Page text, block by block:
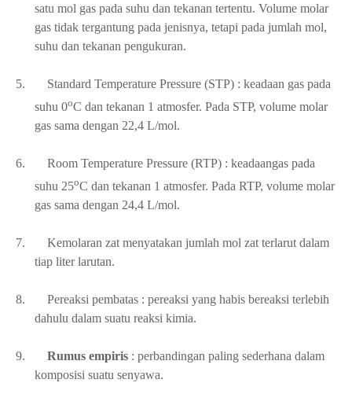
satu mol gas pada suhu dan tekanan tertentu. Volume molar
gas tidak tergantung pada jenisnya, tetapi pada jumlah mol,
suhu dan tekanan pengukuran.
5.
Standard Temperature Pressure (STP) : keadaan gas pada
suhu 0oC dan tekanan 1 atmosfer. Pada STP, volume molar
gas sama dengan 22,4 L/mol.
6.
Room Temperature Pressure (RTP) : keadaangas pada
suhu 25oC dan tekanan 1 atmosfer. Pada RTP, volume molar
gas sama dengan 24,4 L/mol.
7.
Kemolaran zat menyatakan jumlah mol zat terlarut dalam
tiap liter larutan.
8.
Pereaksi pembatas : pereaksi yang habis bereaksi terlebih
dahulu dalam suatu reaksi kimia.
9. Rumus empiris : perbandingan paling sederhana dalam
komposisi suatu senyawa.